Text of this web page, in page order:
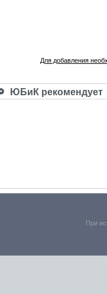
Для добавления
ЮБиК рекомендует
При